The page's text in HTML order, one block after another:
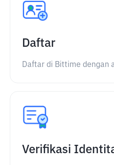
Daftar
Daftar di Bittime dengan
Verifikasi